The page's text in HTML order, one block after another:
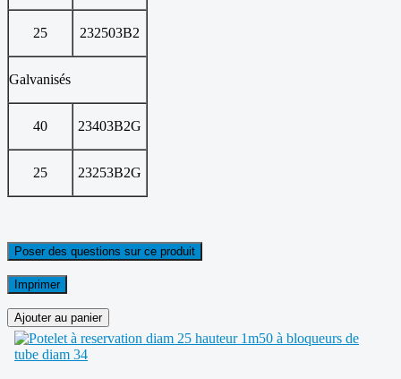
25 232503B2
Galvanisés
40 23403B2G
25 23253B2G
Poser des questions sur ce produit
Imprimer